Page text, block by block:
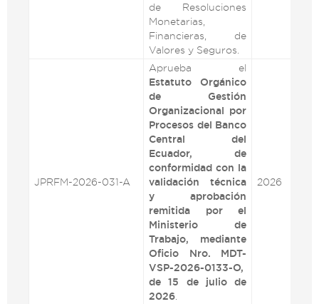
de Resoluciones
Monetarias,
Financieras, de
Valores y Seguros.
JPRFM-2026-031-A
Aprueba el
Estatuto Orgánico
de Gestión
Organizacional por
Procesos del Banco
Central del
Ecuador, de
conformidad con la
validación técnica
y aprobación
remitida por el
Ministerio de
Trabajo, mediante
Oficio Nro. MDT-
VSP-2026-0133-O,
de 15 de julio de
2026
2026